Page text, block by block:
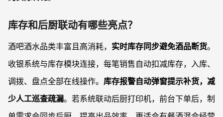
库存和后厨联动有哪些亮点？
酒吧酒水品类丰富且高消耗， 实时库存同步避免酒品断货。
收银系统与库存模块连接，每笔销售自动扣减库存，入库、
调拨、盘点全部在线操作。 库存报警自动弹窗提示补货，减
少人工巡查疏漏。若系统联动后厨打印机，前台下单后，制